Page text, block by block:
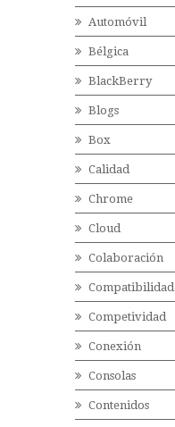
Automóvil
Bélgica
BlackBerry
Blogs
Box
Calidad
Chrome
Cloud
Colaboración
Compatibilidad
Competividad
Conexión
Consolas
Contenidos